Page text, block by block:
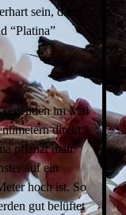
sein, dann
“Platina”
im Mai
direkt
pflanzt man
auf ein
hoch ist. So
gut belüftet